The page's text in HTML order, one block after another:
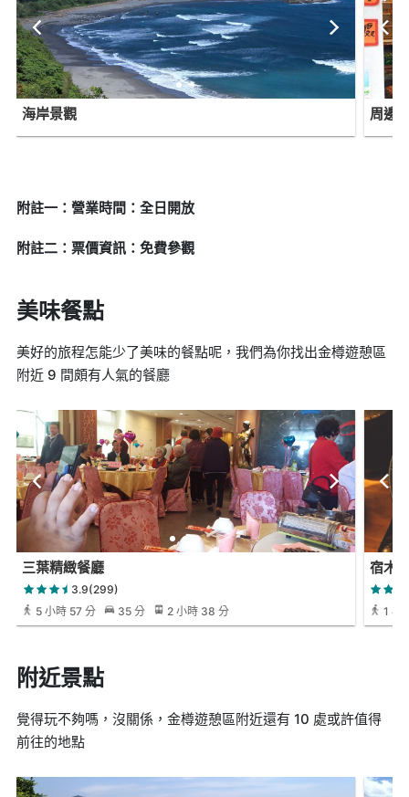
海岸景觀 周邊
附註一：營業時間：全日開放
附註二：票價資訊：免費參觀
美味餐點
美好的旅程怎能少了美味的餐點呢，我們為你找出金樽遊憩區
附近 9 間頗有人氣的餐廳
三葉精緻餐廳
3.9(299)
5 小時 57 分
35 分 2 小時 38 分
宿木
1 小
附近景點
覺得玩不夠嗎，沒關係，金樽遊憩區附近還有 10 處或許值得
前往的地點